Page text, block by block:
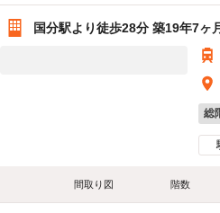
国分駅より徒歩28分 築19年7ヶ
総
間取り図 階数